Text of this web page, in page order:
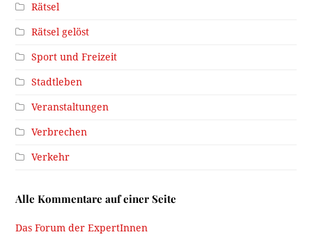
Rätsel
Rätsel gelöst
Sport und Freizeit
Stadtleben
Veranstaltungen
Verbrechen
Verkehr
Alle Kommentare auf einer Seite
Das Forum der ExpertInnen